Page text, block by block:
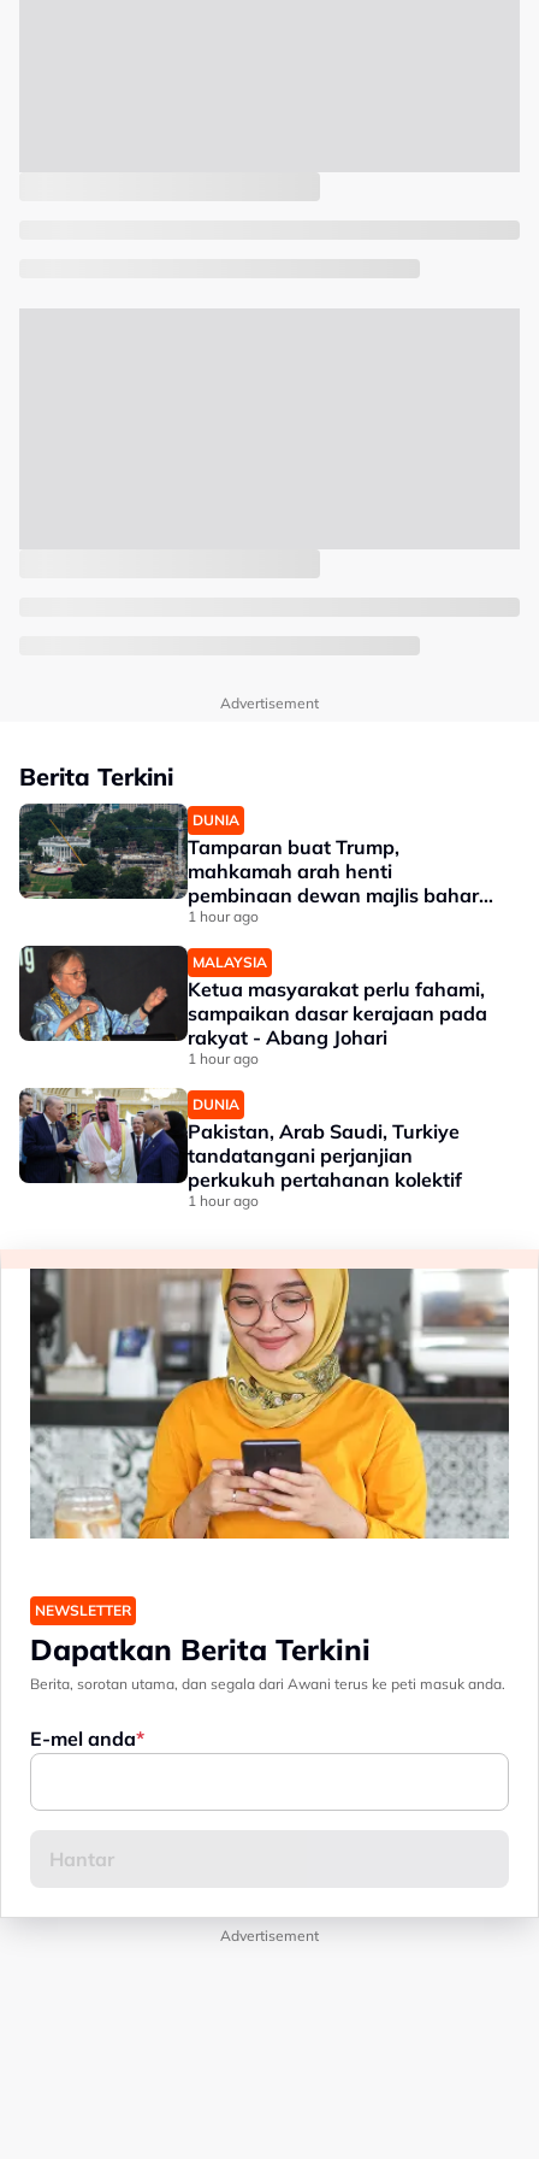
Advertisement
Berita Terkini
DUNIA
Tamparan buat Trump,
mahkamah arah henti
pembinaan dewan majlis baharu
White House bernilai RM1.6 bilion
1 hour ago
MALAYSIA
Ketua masyarakat perlu fahami,
sampaikan dasar kerajaan pada
rakyat - Abang Johari
1 hour ago
DUNIA
Pakistan, Arab Saudi, Turkiye
tandatangani perjanjian
perkukuh pertahanan kolektif
1 hour ago
NEWSLETTER
Dapatkan Berita Terkini
Berita, sorotan utama, dan segala dari Awani terus ke peti masuk anda.
E-mel anda
Advertisement